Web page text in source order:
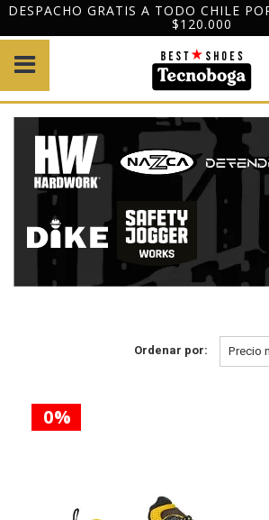
DESPACHO GRATIS A TODO CHILE
$120.000
Ordenar por:
0 %